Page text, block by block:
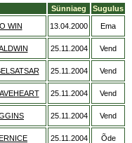
Sünniaeg
Sugulus
WIN 13.04.2000 Ema
25.11.2004 Vend
25.11.2004 Vend
25.11.2004 Vend
25.11.2004 Vend
25.11.2004 Õde